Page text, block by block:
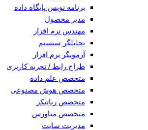
برنامه نویس پایگاه داده
مدیر محصول
مهندس نرم افزار
تحلیلگر سیستم
آزمونگر نرم افزار
طراح رابط / تجربه کاربری
متخصص علم داده
متخصص هوش مصنوعی
متخصص رباتیکز
متخصص متاورس
مدیریت سایت